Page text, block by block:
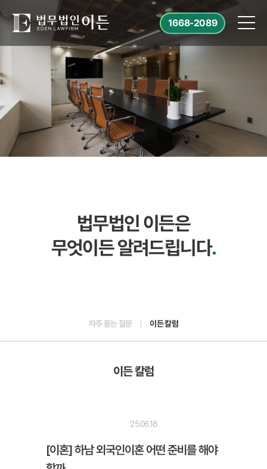
1668-2089
법무법인 이든은
무엇이든 알려드립니다.
자주 묻는 질문 이든 칼럼
이든 칼럼
25.06.18
[이혼] 하남 외국인이혼 어떤 준비를 해야